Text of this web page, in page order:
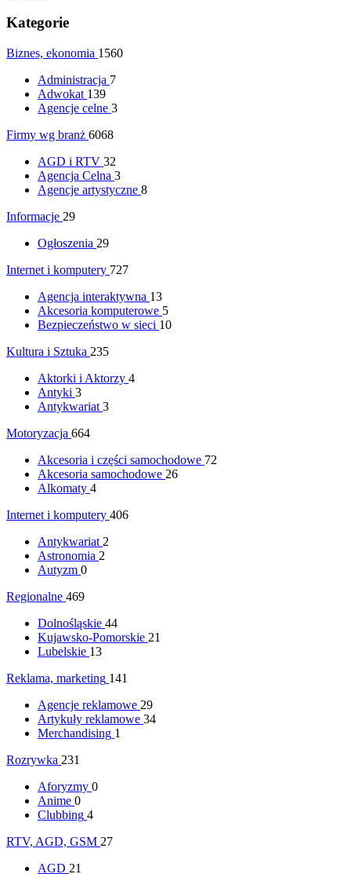
Kategorie
Biznes, ekonomia 1560
Administracja 7
Adwokat 139
Agencje celne 3
Firmy wg branż 6068
AGD i RTV 32
Agencja Celna 3
Agencje artystyczne 8
Informacje 29
Ogłoszenia 29
Internet i komputery 727
Agencja interaktywna 13
Akcesoria komputerowe 5
Bezpieczeństwo w sieci 10
Kultura i Sztuka 235
Aktorki i Aktorzy 4
Antyki 3
Antykwariat 3
Motoryzacja 664
Akcesoria i części samochodowe 72
Akcesoria samochodowe 26
Alkomaty 4
Internet i komputery 406
Antykwariat 2
Astronomia 2
Autyzm 0
Regionalne 469
Dolnośląskie 44
Kujawsko-Pomorskie 21
Lubelskie 13
Reklama, marketing 141
Agencje reklamowe 29
Artykuły reklamowe 34
Merchandising 1
Rozrywka 231
Aforyzmy 0
Anime 0
Clubbing 4
RTV, AGD, GSM 27
AGD 21